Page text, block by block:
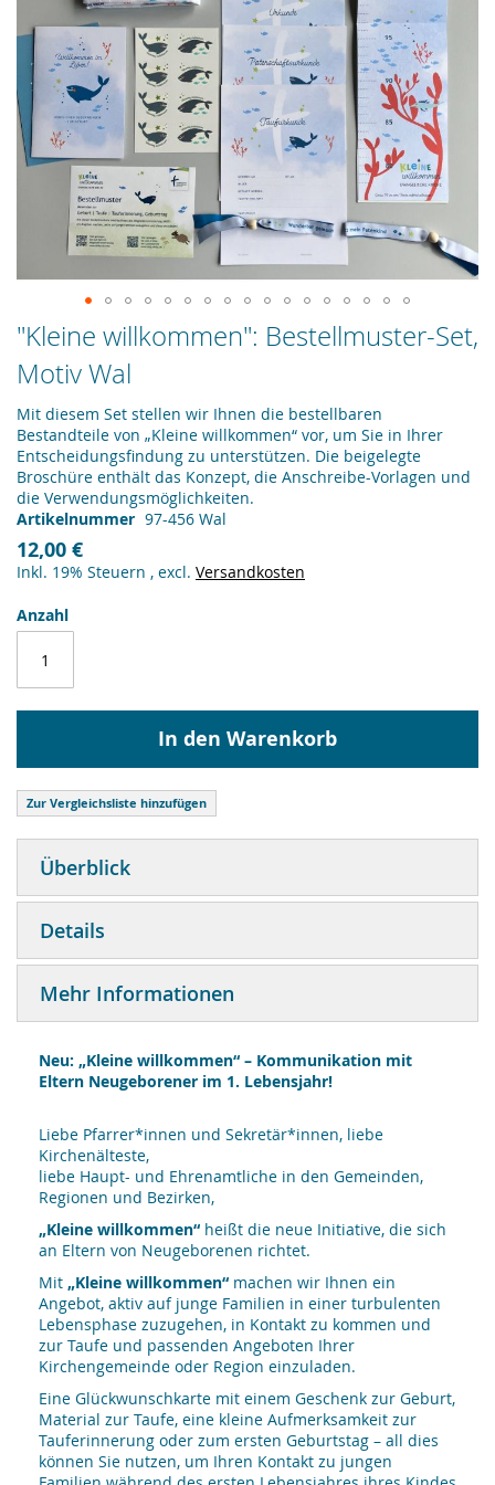
"Kleine willkommen": Bestellmuster-Set,
Motiv Wal
Mit diesem Set stellen wir Ihnen die bestellbaren
Bestandteile von „Kleine willkommen“ vor, um Sie in Ihrer
Entscheidungsfindung zu unterstützen. Die beigelegte
Broschüre enthält das Konzept, die Anschreibe-Vorlagen und
die Verwendungsmöglichkeiten.
Artikelnummer 97-456 Wal
12,00 €
Inkl. 19% Steuern , excl. Versandkosten
Anzahl
In den Warenkorb
Zur Vergleichsliste hinzufügen
Zum
Anfang
der
Bildergalerie
springen
Überblick
Details
Mehr Informationen
Neu: „Kleine willkommen“ – Kommunikation mit
Eltern Neugeborener im 1. Lebensjahr!
Liebe Pfarrer*innen und Sekretär*innen, liebe
Kirchenälteste,
liebe Haupt- und Ehrenamtliche in den Gemeinden,
Regionen und Bezirken,
„Kleine willkommen“ heißt die neue Initiative, die sich
an Eltern von Neugeborenen richtet.
Mit „Kleine willkommen“ machen wir Ihnen ein
Angebot, aktiv auf junge Familien in einer turbulenten
Lebensphase zuzugehen, in Kontakt zu kommen und
zur Taufe und passenden Angeboten Ihrer
Kirchengemeinde oder Region einzuladen.
Eine Glückwunschkarte mit einem Geschenk zur Geburt,
Material zur Taufe, eine kleine Aufmerksamkeit zur
Tauferinnerung oder zum ersten Geburtstag – all dies
können Sie nutzen, um Ihren Kontakt zu jungen